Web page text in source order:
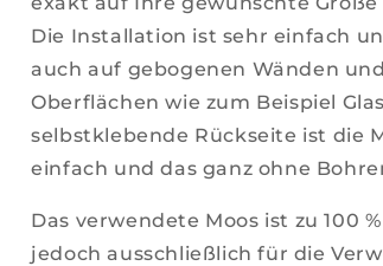
Die Installation ist sehr einfach
auch auf gebogenen Wänden
Oberflächen wie zum Beispiel
selbstklebende Rückseite ist die
einfach und das ganz ohne
Das verwendete Moos ist zu 100
jedoch ausschließlich für die